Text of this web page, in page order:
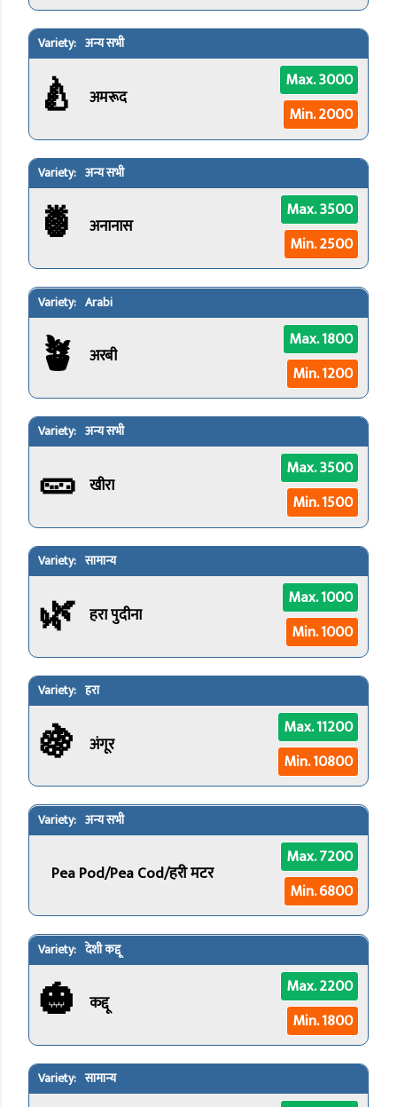
अन्य सभी
🍐 अमरूद
Max. 3000
Min. 2000
अन्य सभी
🍍 अनानास
Max. 3500
Min. 2500
Arabi
🪴 अरबी
Max. 1800
Min. 1200
अन्य सभी
🥒 खीरा
Max. 3500
Min. 1500
सामान्य
🌿 हरा पुदीना
Max. 1000
Min. 1000
हरा
🍇 अंगूर
Max. 11200
Min. 10800
अन्य सभी
Pea Pod/Pea Cod/हरी मटर
Max. 7200
Min. 6800
देशी कद्दू
🎃 कद्दू
Max. 2200
Min. 1800
सामान्य